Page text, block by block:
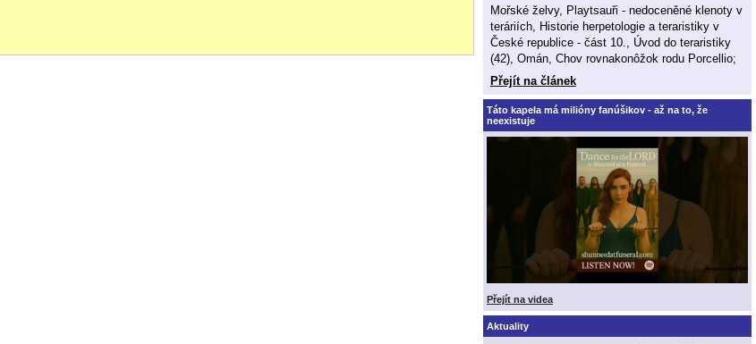
Mořské želvy, Playtsauři - nedoceněné klenoty v
teráriích, Historie herpetologie a teraristiky v
České republice - část 10., Úvod do teraristiky
(42), Omán, Chov rovnakonôžok rodu Porcellio;
Přejít na článek
Táto kapela má milióny fanúšikov - až na to, že
neexistuje
Přejít na videa
Aktuality